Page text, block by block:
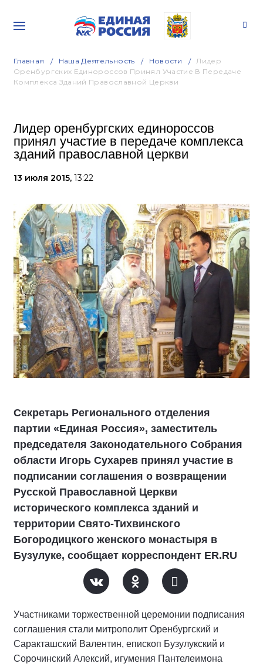
Главная Наша Деятельность Новости
Лидер
Оренбургских Единороссов Принял Участие В Передаче
Комплекса Зданий Православной Церкви
Лидер оренбургских единороссов
принял участие в передаче комплекса
зданий православной церкви
13 июля 2015, 13:22
Секретарь Регионального отделения
партии «Единая Россия», заместитель
председателя Законодательного Собрания
области Игорь Сухарев принял участие в
подписании соглашения о возвращении
Русской Православной Церкви
исторического комплекса зданий и
территории Свято-Тихвинского
Богородицкого женского монастыря в
Бузулуке, сообщает корреспондент ER.RU
Участниками торжественной церемонии подписания
соглашения стали митрополит Оренбургский и
Саракташский Валентин, епископ Бузулукский и
Сорочинский Алексий, игумения Пантелеимона